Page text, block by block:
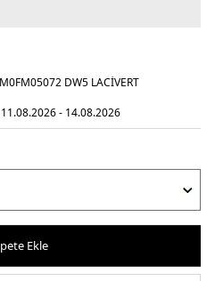
DW5 LACİVERT
11.08.2026 - 14.08.2026
Ekle